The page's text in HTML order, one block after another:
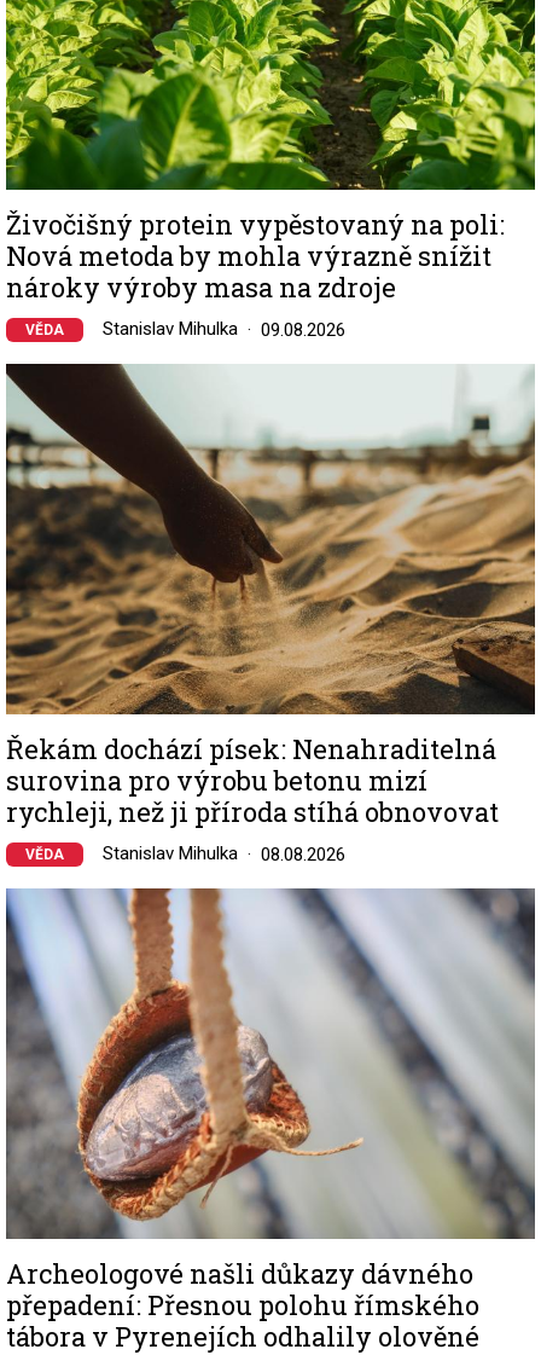
Živočišný protein vypěstovaný na poli:
Nová metoda by mohla výrazně snížit
nároky výroby masa na zdroje
VĚDA Stanislav Mihulka 09.08.2026
Image
Řekám dochází písek: Nenahraditelná
surovina pro výrobu betonu mizí
rychleji, než ji příroda stíhá obnovovat
VĚDA Stanislav Mihulka 08.08.2026
Image
Archeologové našli důkazy dávného
přepadení: Přesnou polohu římského
tábora v Pyrenejích odhalily olověné